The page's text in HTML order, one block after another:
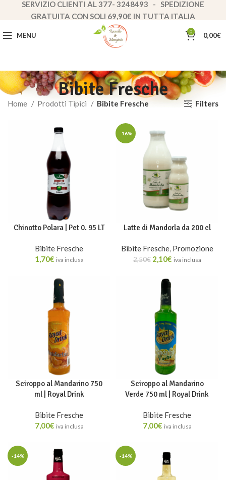
MENU 0 0,00€
Bibite Fresche
Home Prodotti Tipici Bibite Fresche Filters
Chinotto Polara | Pet 0. 95 LT
Bibite Fresche
1,70€ iva inclusa
-16%
Latte di Mandorla da 200 cl
Bibite Fresche, Promozione
2,50€ 2,10€ iva inclusa
Sciroppo al Mandarino 750
ml | Royal Drink
Bibite Fresche
7,00€ iva inclusa
Sciroppo al Mandarino
Verde 750 ml | Royal Drink
Bibite Fresche
7,00€ iva inclusa
-14% -14%
SERVIZIO CLIENTI AL 377- 3248493 - SPEDIZIONE
GRATUITA CON SOLI 69,90€ IN TUTTA ITALIA